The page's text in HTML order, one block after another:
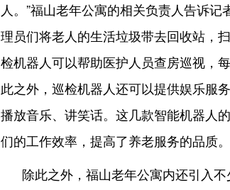
人。”福山老年公寓的相关负责人告诉
理员们将老人的生活垃圾带去回收站，
检机器人可以帮助医护人员查房巡视，
此之外，巡检机器人还可以提供娱乐服
播放音乐、讲笑话。这几款智能机器人
们的工作效率，提高了养老服务的品质。
除此之外，福山老年公寓内还引入